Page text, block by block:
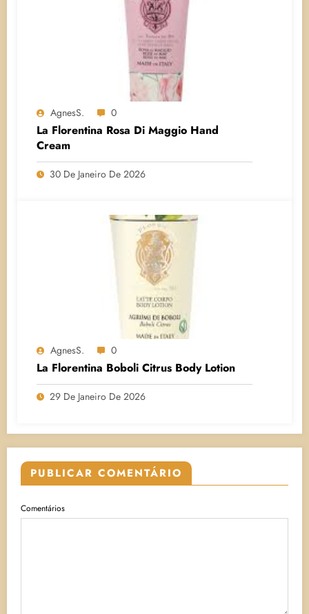
AgnesS. 0
La Florentina Rosa Di Maggio Hand
Cream
30 De Janeiro De 2026
AgnesS. 0
La Florentina Boboli Citrus Body Lotion
29 De Janeiro De 2026
PUBLICAR COMENTÁRIO
Comentários